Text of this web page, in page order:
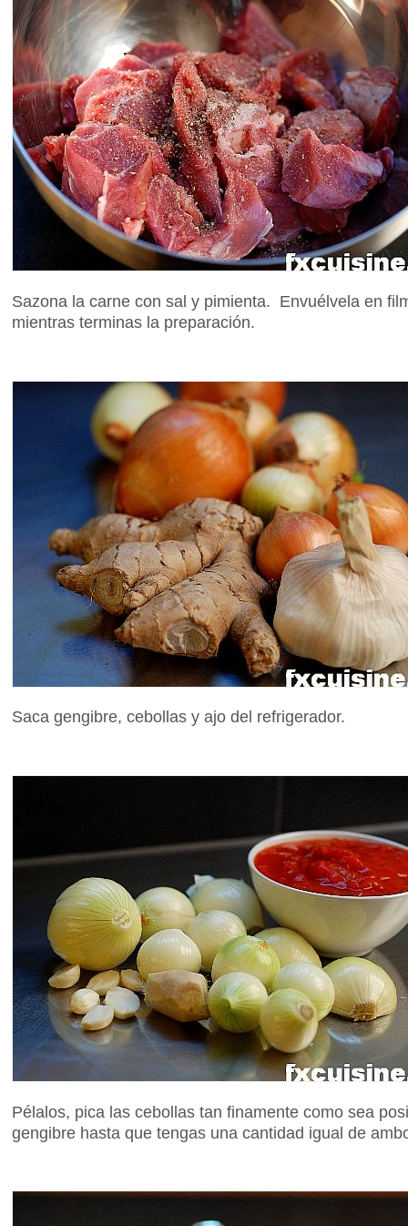
Sazona la carne con sal y pimienta. Envuélvela en
mientras terminas la preparación.
Saca gengibre, cebollas y ajo del refrigerador.
Pélalos, pica las cebollas tan finamente como sea
gengibre hasta que tengas una cantidad igual de